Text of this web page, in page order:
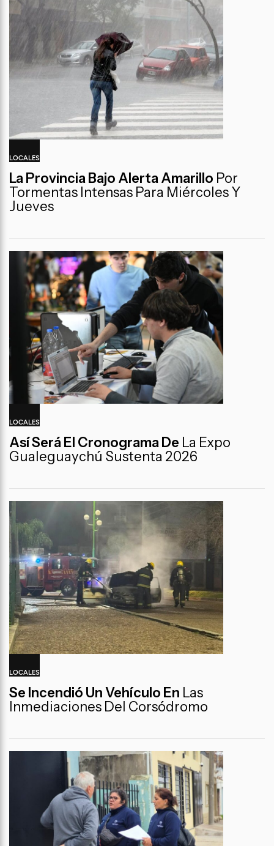
LOCALES
La Provincia Bajo Alerta Amarillo Por
Tormentas Intensas Para Miércoles Y
Jueves
LOCALES
Así Será El Cronograma De La Expo
Gualeguaychú Sustenta 2026
LOCALES
Se Incendió Un Vehículo En Las
Inmediaciones Del Corsódromo